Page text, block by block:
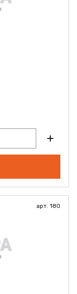
арт. 180